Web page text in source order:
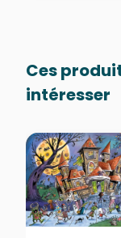
Ces
intéresser